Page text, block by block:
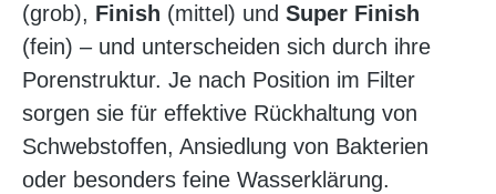
(grob), Finish (mittel) und Super Finish
(fein) – und unterscheiden sich durch ihre
Porenstruktur. Je nach Position im Filter
sorgen sie für effektive Rückhaltung von
Schwebstoffen, Ansiedlung von Bakterien
oder besonders feine Wasserklärung.